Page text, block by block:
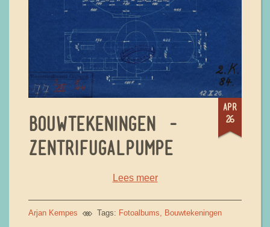
apr
26
BOUWTEKENINGEN -
ZENTRIFUGALPUMPE
Lees meer
Arjan Kempes Tags: Fotoalbums Bouwtekeningen